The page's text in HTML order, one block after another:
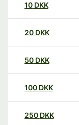
10 DKK
20 DKK
50 DKK
100 DKK
250 DKK